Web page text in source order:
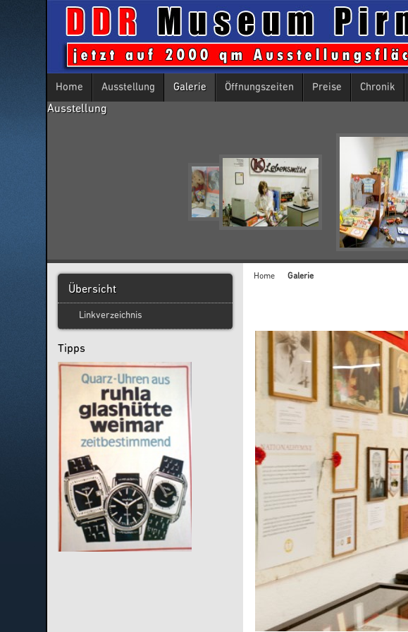
Home Ausstellung Galerie Öffnungszeiten Preise Chronik
Ausstellung
Home Galerie
Übersicht
Linkverzeichnis
Tipps